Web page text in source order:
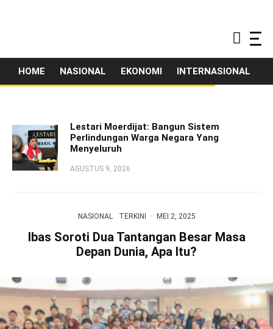
HOME NASIONAL EKONOMI INTERNASIONAL
Lestari Moerdijat: Bangun Sistem
Perlindungan Warga Negara Yang
Menyeluruh
AGUSTUS 9, 2026
NASIONAL TERKINI · MEI 2, 2025
Ibas Soroti Dua Tantangan Besar Masa
Depan Dunia, Apa Itu?